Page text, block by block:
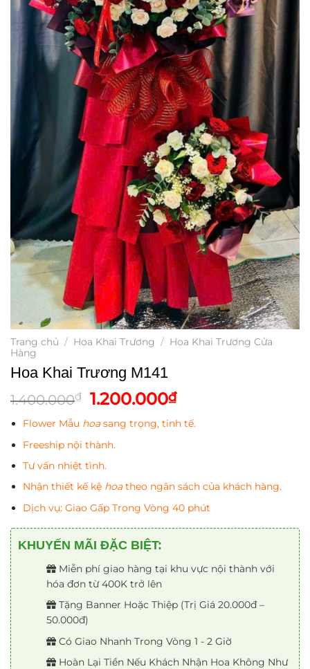
Trang chủ / Hoa Khai Trương / Hoa Khai Trương Cửa
Hàng
Hoa Khai Trương M141
1.400.000₫
Giá
là:
1.400.000₫.
1.200.000₫Giá
hiện
tại
Flower Mẫu hoasang trọng, tinh tế.
Freeship nội thành.
Tư vấn nhiệt tình.
Nhận thiết kế kệ hoatheo ngân sách của khách hàng.
Dịch vụ: Giao Gấp Trong Vòng 40 phút
KHUYẾN MÃI ĐẶC BIỆT:
Miễn phí giao hàng tại khu vực nội thành với
hóa đơn từ 400K trở lên
Tặng Banner Hoặc Thiệp (Trị Giá 20.000đ –
50.000đ)
Có Giao Nhanh Trong Vòng 1 - 2 Giờ
Hoàn Lại Tiền Nếu Khách Nhận Hoa Không Như